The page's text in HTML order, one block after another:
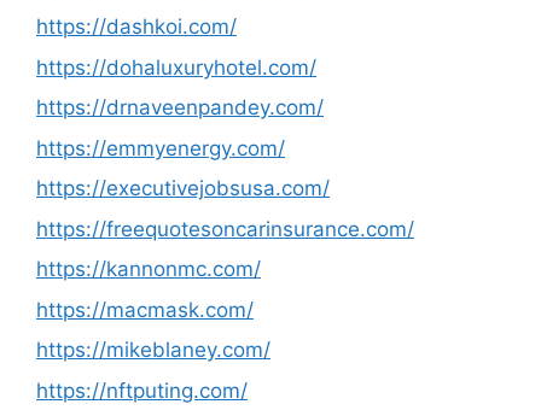
https://dashkoi.com/
https://dohaluxuryhotel.com/
https://drnaveenpandey.com/
https://emmyenergy.com/
https://executivejobsusa.com/
https://freequotesoncarinsurance.com/
https://kannonmc.com/
https://macmask.com/
https://mikeblaney.com/
https://nftputing.com/